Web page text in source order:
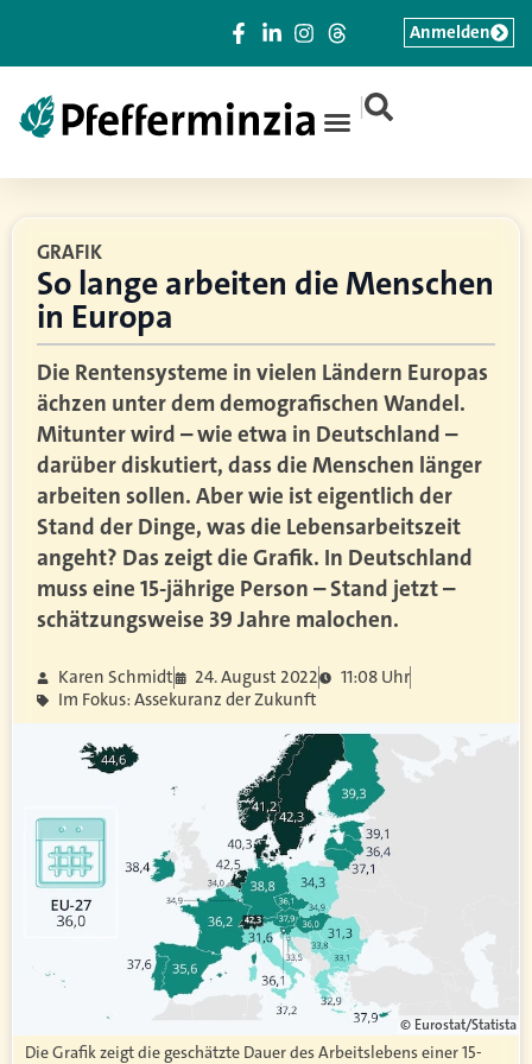
|
Anmelden
GRAFIK
So lange arbeiten die Menschen
in Europa
Die Rentensysteme in vielen Ländern Europas
ächzen unter dem demografischen Wandel.
Mitunter wird – wie etwa in Deutschland –
darüber diskutiert, dass die Menschen länger
arbeiten sollen. Aber wie ist eigentlich der
Stand der Dinge, was die Lebensarbeitszeit
angeht? Das zeigt die Grafik. In Deutschland
muss eine 15-jährige Person – Stand jetzt –
schätzungsweise 39 Jahre malochen.
Karen Schmidt 24. August 2022
11:08 Uhr
Im Fokus: Assekuranz der Zukunft
© Eurostat/Statista
Die Grafik zeigt die geschätzte Dauer des Arbeitslebens einer 15-